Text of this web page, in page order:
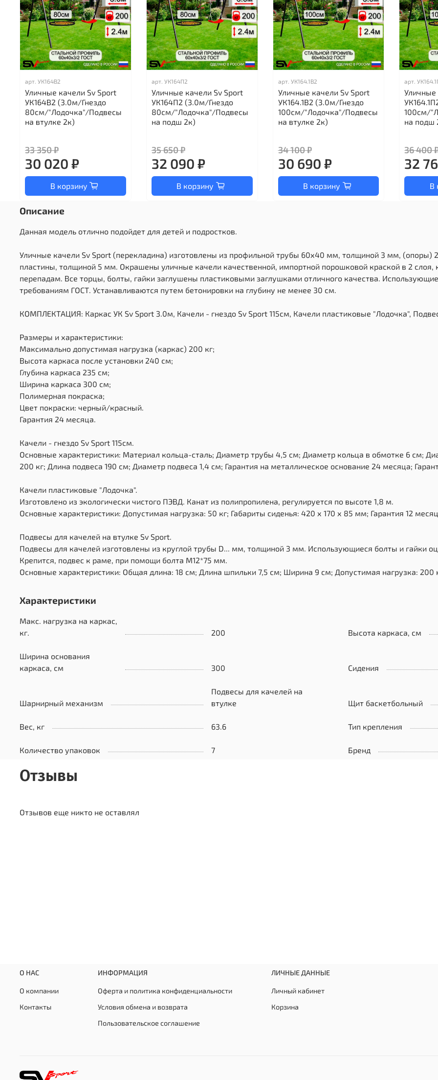
арт. УК164В2
Уличные качели Sv Sport
УК164В2 (3.0м/Гнездо
80см/"Лодочка"/Подвесы
на втулке 2к)
33 350 ₽
30 020 ₽
В корзину
арт. УК164П2
Уличные качели Sv Sport
УК164П2 (3.0м/Гнездо
80см/"Лодочка"/Подвесы
на подш 2к)
35 650 ₽
32 090 ₽
В корзину
арт. УК164.1В2
Уличные качели Sv Sport
УК164.1В2 (3.0м/Гнездо
100см/"Лодочка"/Подвесы
на втулке 2к)
34 100 ₽
30 690 ₽
В корзину
арт.
Уличные
100см/
на подш
36 400
32
В
Описание
Данная модель отлично подойдет для детей и подростков.
Уличные качели Sv Sport (перекладина) изготовлены из профильной трубы 60х40 мм, толщиной 3 мм, (опоры)
пластины, толщиной 5 мм. Окрашены уличные качели качественной, импортной порошковой краской в 2
перепадам. Все торцы, болты, гайки заглушены пластиковыми заглушками отличного качества.
требованиям ГОСТ. Устанавливаются путем бетонировки на глубину не менее 30 см.
КОМПЛЕКТАЦИЯ: Каркас УК Sv Sport 3.0м, Качели - гнездо Sv Sport 115см, Качели пластиковые "Лодочка",
Размеры и характеристики:
Максимально допустимая нагрузка (каркас) 200 кг;
Высота каркаса после установки 240 см;
Глубина каркаса 235 см;
Ширина каркаса 300 см;
Полимерная покраска;
Цвет покраски: черный/красный.
Гарантия 24 месяца.
Качели - гнездо Sv Sport 115см.
Основные характеристики: Материал кольца-сталь; Диаметр трубы 4,5 см; Диаметр кольца в обмотке 6 см;
200 кг; Длина подвеса 190 см; Диаметр подвеса 1,4 см; Гарантия на металлическое основание 24 месяца;
Качели пластиковые "Лодочка".
Изготовлено из экологически чистого ПЭВД. Канат из полипропилена, регулируется по высоте 1,8 м.
Основные характеристики: Допустимая нагрузка: 50 кг; Габариты сиденья: 420 х 170 х 85 мм; Гарантия 12
Подвесы для качелей на втулке Sv Sport.
Подвесы для качелей изготовлены из круглой трубы D... мм, толщиной 3 мм. Использующиеся болты и гайки
Крепится, подвес к раме, при помощи болта М12*75 мм.
Основные характеристики: Общая длина: 18 см; Длина шпильки 7,5 см; Ширина 9 см; Допустимая нагрузка: 200
Характеристики
Макс. нагрузка на каркас,
кг.
200 Высота каркаса, см
Ширина основания
каркаса, см
300 Сидения
Шарнирный механизм
Подвесы для качелей на
втулке
Щит баскетбольный
Вес, кг 63.6 Тип крепления
Количество упаковок 7 Бренд
Отзывы
Отзывов еще никто не оставлял
О НАС
О компании
Контакты
ИНФОРМАЦИЯ
Оферта и политика конфиденциальности
Условия обмена и возврата
Пользовательское соглашение
ЛИЧНЫЕ ДАННЫЕ
Личный кабинет
Корзина